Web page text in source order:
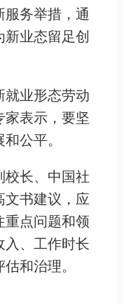
服务举措，通
业态留足创
业形态劳动
家表示，要坚
公平。
长、中国社
文书建议，应
重点问题和领
入、工作时长
和治理。